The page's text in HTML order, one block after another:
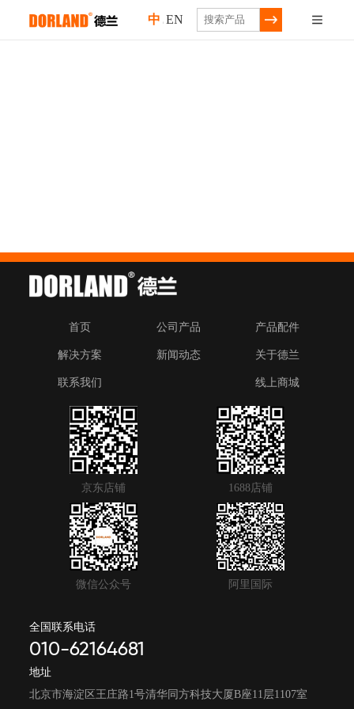
中 EN
首页 公司产品 产品配件
解决方案 新闻动态 关于德兰
联系我们 线上商城
京东店铺 1688店铺
微信公众号 阿里国际
全国联系电话
010-62164681
地址
北京市海淀区王庄路1号清华同方科技大厦B座11层1107室